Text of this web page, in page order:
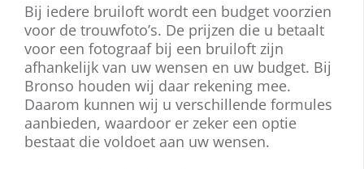
Bij iedere bruiloft wordt een budget voorzien
voor de trouwfoto’s. De prijzen die u betaalt
voor een fotograaf bij een bruiloft zijn
afhankelijk van uw wensen en uw budget. Bij
Bronso houden wij daar rekening mee.
Daarom kunnen wij u verschillende formules
aanbieden, waardoor er zeker een optie
bestaat die voldoet aan uw wensen.